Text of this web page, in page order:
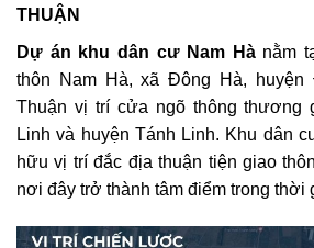
THUẬN
Dự án khu dân cư Nam Hànằm
thôn Nam Hà, xã Đông Hà,
Thuận vị trí cửa ngõ thông thương
Linh và huyện Tánh Linh. Khu dân
hữu vị trí đắc địa thuận tiện giao
nơi đây trở thành tâm điểm trong thời